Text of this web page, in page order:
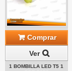
Comprar
Ver
1 BOMBILLA LED T5 1